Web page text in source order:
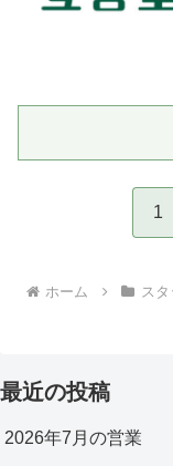
1
ホーム ス
最近の投稿
2026年7月の営業